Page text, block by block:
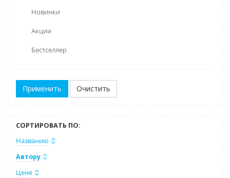
Новинки
Акции
Бестселлер
Очистить
СОРТИРОВАТЬ ПО:
Названию
Автору
Цене